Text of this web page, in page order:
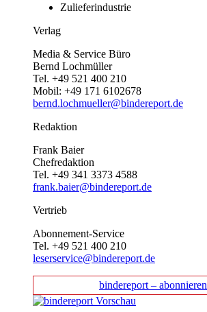
Zulieferindustrie
Verlag
Media & Service Büro
Bernd Lochmüller
Tel. +49 521 400 210
Mobil: +49 171 6102678
bernd.lochmueller@bindereport.de
Redaktion
Frank Baier
Chefredaktion
Tel. +49 341 3373 4588
frank.baier@bindereport.de
Vertrieb
Abonnement-Service
Tel. +49 521 400 210
leserservice@bindereport.de
bindereport – abonnieren